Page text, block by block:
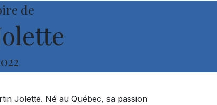
de
Jolette. Né au Québec, sa passion